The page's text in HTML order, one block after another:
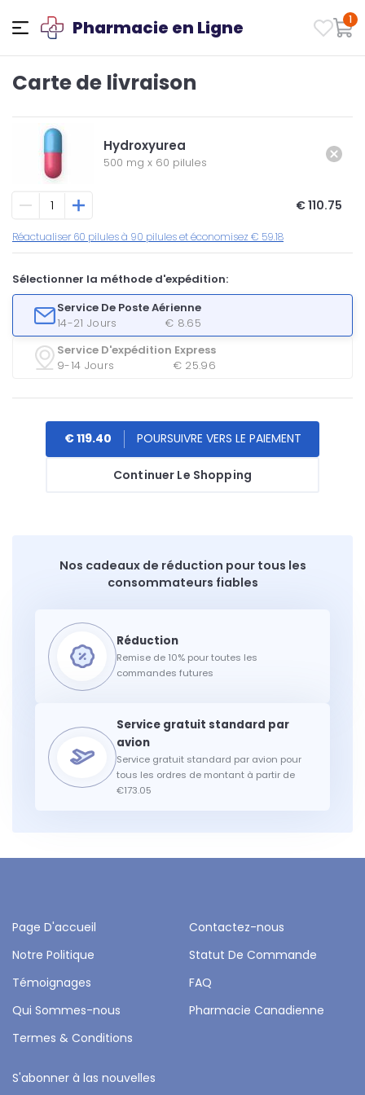
Pharmacie en Ligne 1
Carte de livraison
Hydroxyurea
500 mg x 60 pilules
€ 110.75
Réactualiser 60 pilules à 90 pilules et économisez € 59.18
Sélectionner la méthode d'expédition:
Service De Poste Aérienne
14-21 Jours
€ 8.65
Service D'expédition Express
9-14 Jours
€ 25.96
Continuer Le Shopping
€ 119.40
Nos cadeaux de réduction pour tous les
consommateurs fiables
Remise de 10% pour toutes les
commandes futures
Service gratuit standard par avion pour
tous les ordres de montant à partir de
€173.05
Page D'accueil
Contactez-nous
Notre Politique
Statut De Commande
Témoignages
FAQ
Qui Sommes-nous
Pharmacie Canadienne
Termes & Conditions
S'abonner à las nouvelles